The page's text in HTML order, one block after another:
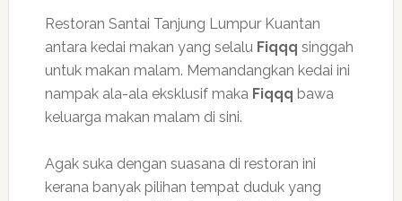
Restoran Santai Tanjung Lumpur Kuantan
antara kedai makan yang selalu Fiqqq singgah
untuk makan malam. Memandangkan kedai ini
nampak ala-ala eksklusif maka Fiqqq bawa
keluarga makan malam di sini.
Agak suka dengan suasana di restoran ini
kerana banyak pilihan tempat duduk yang